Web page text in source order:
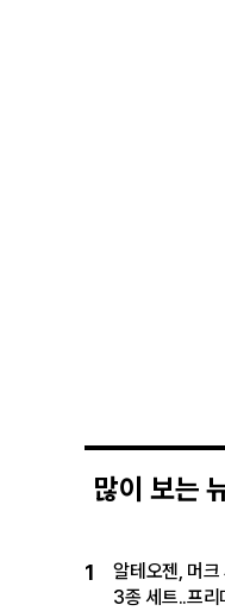
많이 보는
1
알테오젠, 머
3종 세트..프리